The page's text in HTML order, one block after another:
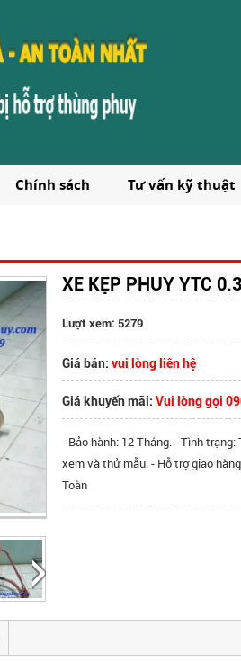
Chính sách Tư vấn kỹ thuật
XE KẸP PHUY YTC
Lượt xem: 5279
Giá bán:vui lòng liên hệ
Giá khuyến mãi:Vui lòng gọi
- Bảo hành: 12 Tháng. - Tình
xem và thử mẫu. - Hỗ trợ giao
Toàn